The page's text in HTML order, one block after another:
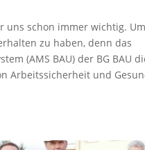
uns schon immer wichtig.
zu haben, denn das
(AMS BAU) der BG BAU
Arbeitssicherheit und